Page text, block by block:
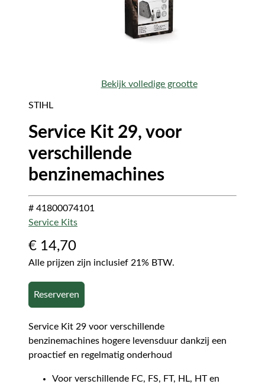
Bekijk volledige grootte
STIHL
Service Kit 29, voor
verschillende
benzinemachines
# 41800074101
Service Kits
€ 14,70
Alle prijzen zijn inclusief 21% BTW.
Reserveren
Service Kit 29 voor verschillende
benzinemachines hogere levensduur dankzij een
proactief en regelmatig onderhoud
Voor verschillende FC, FS, FT, HL, HT en